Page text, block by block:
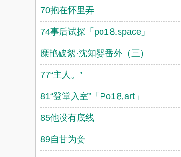
70抱在怀里弄
74事后试探「po1⒏space」
糜艳破絮·沈知婴番外（三）
77“主人。”
81“登堂入室”「Рo1⒏аrt」
85他没有底线
89自甘为妾